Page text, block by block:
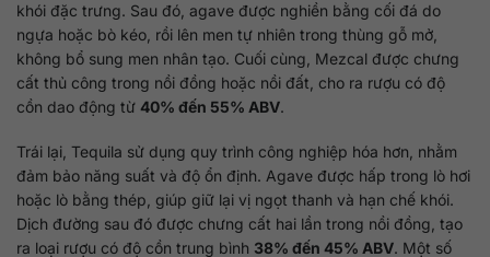
khói đặc trưng. Sau đó, agave được nghiền bằng cối đá do
ngựa hoặc bò kéo, rồi lên men tự nhiên trong thùng gỗ mở,
không bổ sung men nhân tạo. Cuối cùng, Mezcal được chưng
cất thủ công trong nồi đồng hoặc nồi đất, cho ra rượu có độ
cồn dao động từ 40% đến 55% ABV.
Trái lại, Tequila sử dụng quy trình công nghiệp hóa hơn, nhằm
đảm bảo năng suất và độ ổn định. Agave được hấp trong lò hơi
hoặc lò bằng thép, giúp giữ lại vị ngọt thanh và hạn chế khói.
Dịch đường sau đó được chưng cất hai lần trong nồi đồng, tạo
ra loại rượu có độ cồn trung bình 38% đến 45% ABV. Một số